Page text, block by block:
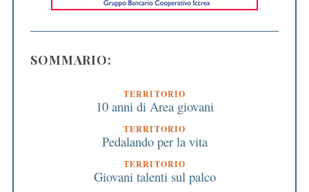
SOMMARIO:
TERRITORIO
10 anni di Area giovani
TERRITORIO
Pedalando per la vita
TERRITORIO
Giovani talenti sul palco